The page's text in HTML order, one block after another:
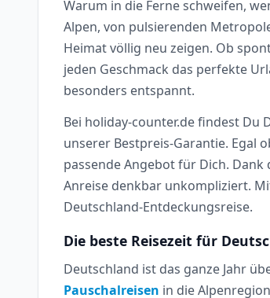
Warum in die Ferne schweifen,
Alpen, von pulsierenden
Heimat völlig neu zeigen. Ob
jeden Geschmack das perfekte
besonders entspannt.
Bei holiday-counter.de findest Du
unserer Bestpreis-Garantie. Egal
passende Angebot für Dich.
Anreise denkbar unkompliziert.
Deutschland-Entdeckungsreise.
Die beste Reisezeit für
Deutschland ist das ganze Jahr
Pauschalreisen in die